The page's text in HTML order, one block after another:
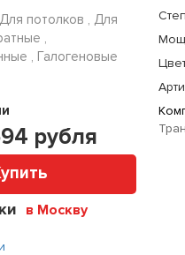
потолков , Для
,
, Галогеновые
рубля
в Москву